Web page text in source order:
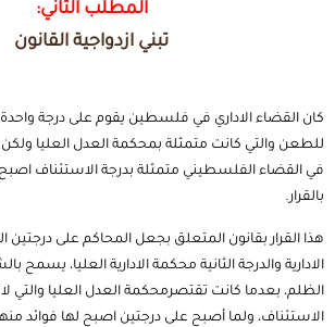
المطلب الثاني:
تبني ازدواجية القانون
كان القضاء الاداري في فلسطين يقوم على درجة واحدة
للطعن والتي كانت متمثلة بمحكمة العدل العليا
في القضاء الفلسطيني متمثلة بدرجة الاستئناف
بالقرار.
هذا القرار بقانون المتعلق بجعل المحاكم على درجتين
الادارية والدرجة الثانية محكمة الادارية العليا، يسمح
الظلم، بعدما كانت تقتصرمحكمة العدل العليا والتي
الاستئناف، ولما أصبح على درجتين اصبح لها فوائد